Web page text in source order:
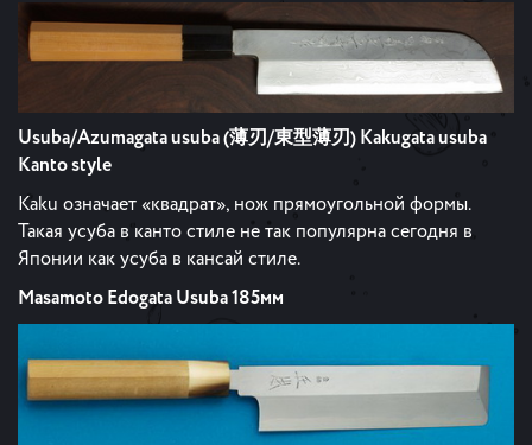
Usuba/Azumagata usuba (薄刃/東型薄刃) Kakugata usuba
Kanto style
Kaku означает «квадрат», нож прямоугольной формы.
Такая усуба в канто стиле не так популярна сегодня в
Японии как усуба в кансай стиле.
Masamoto Edogata Usuba 185мм